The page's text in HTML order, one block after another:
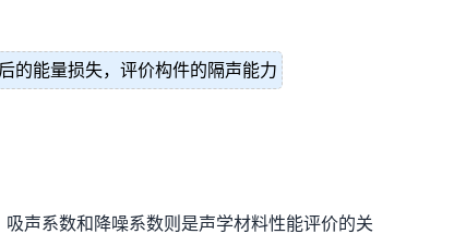
的能量损失，评价构件的隔声能力
声系数和降噪系数则是声学材料性能评价的关